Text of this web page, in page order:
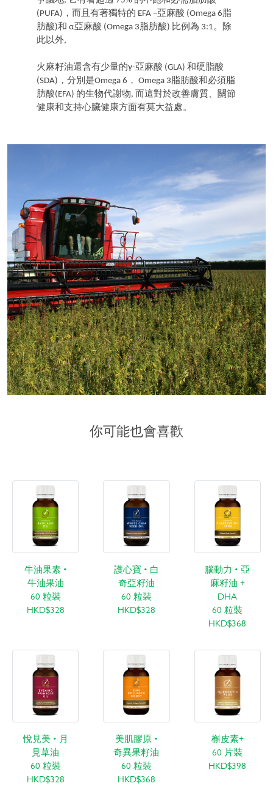
(PUFA)，而且有著獨特的 EFA –亞麻酸 (Omega 6脂
肪酸)和 α亞麻酸 (Omega 3脂肪酸) 比例為 3:1。除
此以外,
火麻籽油還含有少量的γ-亞麻酸 (GLA) 和硬脂酸
(SDA)，分別是Omega 6， Omega 3脂肪酸和必須脂
肪酸(EFA) 的生物代謝物, 而這對於改善膚質、關節
健康和支持心臟健康方面有莫大益處。
你可能也會喜歡
牛油果素 •
牛油果油
60 粒裝
HKD$328
護心寶 • 白
奇亞籽油
60 粒裝
HKD$328
腦動力 • 亞
麻籽油 +
DHA
60 粒裝
HKD$368
悅見美 • 月
見草油
60 粒裝
HKD$328
美肌膠原 •
奇異果籽油
60 粒裝
HKD$368
槲皮素+
60 片裝
HKD$398